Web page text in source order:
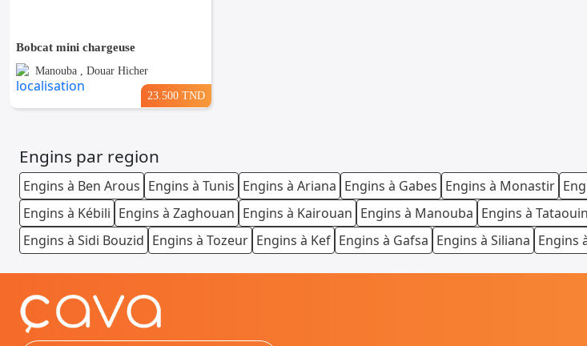
Bobcat mini chargeuse
Manouba , Douar Hicher
23.500 TND
Engins par region
Engins à Ben Arous Engins à Tunis Engins à Ariana Engins à Gabes Engins à Monastir
Engins à Kébili Engins à Zaghouan Engins à Kairouan Engins à Manouba Engins à
Engins à Sidi Bouzid Engins à Tozeur Engins à Kef Engins à Gafsa Engins à Siliana Engins